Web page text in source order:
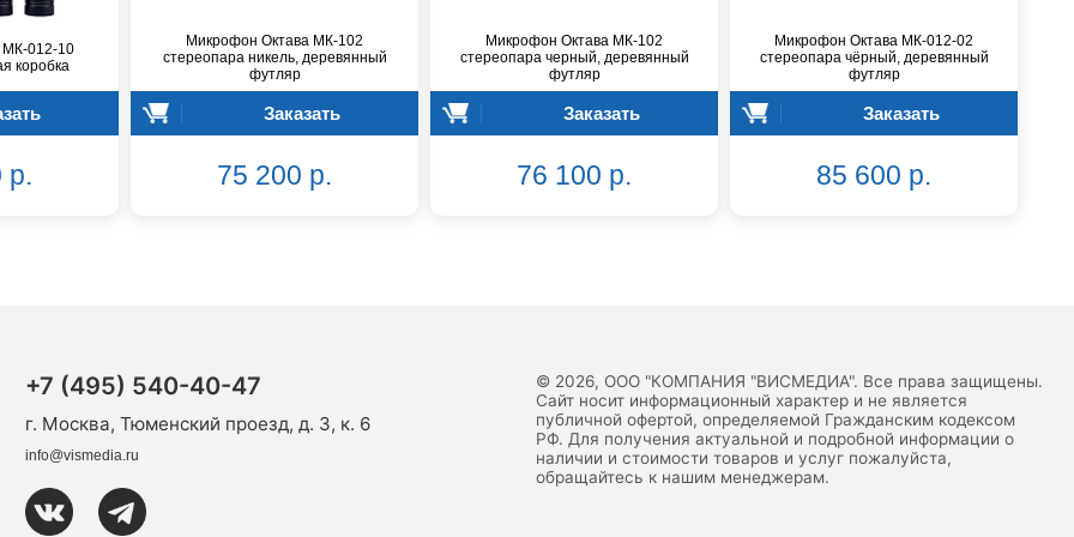
МК-012-10
коробка
р.
Микрофон Октава МК-102
стереопара никель, деревянный
футляр
Заказать
75 200 р.
Микрофон Октава МК-102
стереопара черный, деревянный
футляр
Заказать
76 100 р.
Микрофон Октава МК-012-02
стереопара чёрный, деревянный
футляр
Заказать
85 600 р.
+7 (495) 540-40-47
г. Москва, Тюменский проезд, д. 3, к. 6
info@vismedia.ru
© 2026, ООО "КОМПАНИЯ "ВИСМЕДИА". Все права защищены.
Сайт носит информационный характер и не является
публичной офертой, определяемой Гражданским кодексом
РФ. Для получения актуальной и подробной информации о
наличии и стоимости товаров и услуг пожалуйста,
обращайтесь к нашим менеджерам.